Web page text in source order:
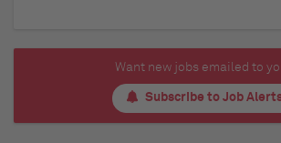
Want new jobs emailed to
Subscribe to Job